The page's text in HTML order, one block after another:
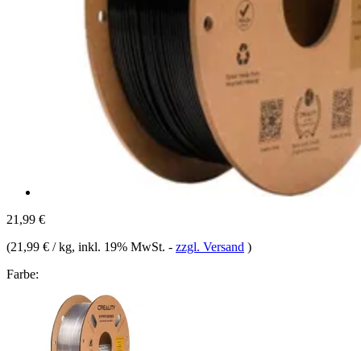
21,99 €
(21,99 € / kg, inkl. 19% MwSt. - zzgl. Versand )
Farbe: